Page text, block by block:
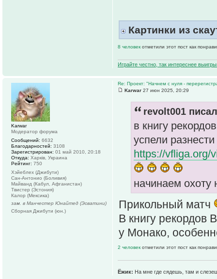
Картинки из
8 человекотметили этот пост как
Играйте честно, так интереснее
Re: Проект: "Начнем с нуля -
Karwar 27 июн 2025, 20:29
revolt001
в книгу
успели
https://vfliga.org/
начинаем
Прикольный матч
В книгу рекордов
у Монако,
2 человек отметили этот пост как
Ёжик: На мне где сядешь, там и
Karwar
Модератор форума
Сообщений: 6632
Благодарностей: 3108
Зарегистрирован: 01 май 2010, 20:18
Откуда: Харків, Украина
Рейтинг: 750
Хэйеблех (Джибути)
Сан-Антонио (Боливия)
Майванд (Кабул, Афганистан)
Твистер (Эстония)
Калор (Мексика)
зам. в Манчестер Юнайтед (Эсватини)
Сборная Джибути (юн.)